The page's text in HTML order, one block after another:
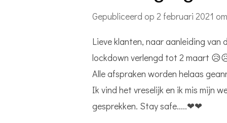
Gepubliceerd op 2 februari 2021
Lieve klanten, naar aanleiding
lockdown verlengd tot 2 maart
Alle afspraken worden helaas
Ik vind het vreselijk en ik mis mijn
gesprekken. Stay safe.....❤❤